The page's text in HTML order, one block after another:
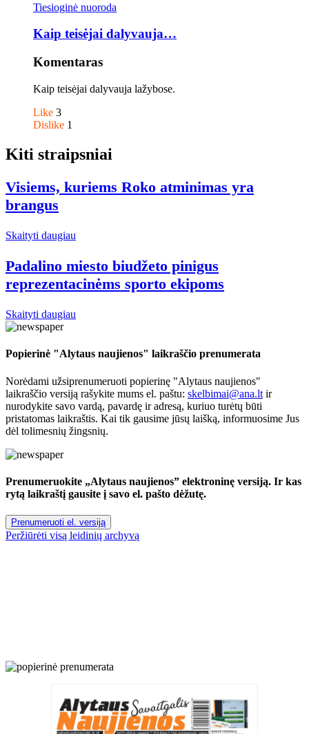
Tiesioginė nuoroda
Kaip teisėjai dalyvauja…
Komentaras
Kaip teisėjai dalyvauja lažybose.
Like 3
Dislike 1
Kiti straipsniai
Visiems, kuriems Roko atminimas yra
brangus
Skaityti daugiau
Padalino miesto biudžeto pinigus
reprezentacinėms sporto ekipoms
Skaityti daugiau
Popierinė "Alytaus naujienos" laikraščio prenumerata
Norėdami užsiprenumeruoti popierinę "Alytaus naujienos"
laikraščio versiją rašykite mums el. paštu: skelbimai@ana.lt ir
nurodykite savo vardą, pavardę ir adresą, kuriuo turėtų būti
pristatomas laikraštis. Kai tik gausime jūsų laišką, informuosime Jus
dėl tolimesnių žingsnių.
Prenumeruokite „Alytaus naujienos” elektroninę versiją. Ir kas
rytą laikraštį gausite į savo el. pašto dėžutę.
Prenumeruoti el. versiją
Peržiūrėti visą leidinių archyvą